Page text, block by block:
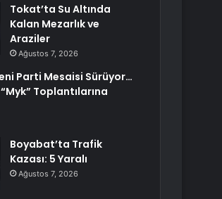
Tokat’ta Su Altında
Kalan Mezarlık ve
Araziler
Ağustos 7, 2026
Parti Mesaisi Sürüyor…
Toplantılarına
Boyabat’ta Trafik
Kazası: 5 Yaralı
Ağustos 7, 2026